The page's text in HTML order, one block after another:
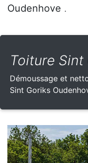
Oudenhove .
Toiture Sint
Démoussage et
Sint Goriks